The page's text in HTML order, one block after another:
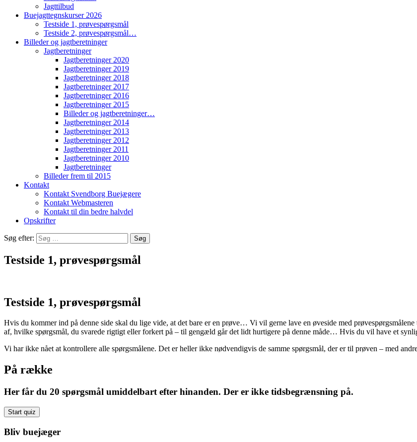
Jagttilbud
Buejagttegnskurser 2026
Testside 1, prøvespørgsmål
Testside 2, prøvespørgsmål…
Billeder og jagtberetninger
Jagtberetninger
Jagtberetninger 2020
Jagtberetninger 2019
Jagtberetninger 2018
Jagtberetninger 2017
Jagtberetninger 2016
Jagtberetninger 2015
Billeder og jagtberetninger…
Jagtberetninger 2014
Jagtberetninger 2013
Jagtberetninger 2012
Jagtberetninger 2011
Jagtberetninger 2010
Jagtberetninger
Billeder frem til 2015
Kontakt
Kontakt Svendborg Buejægere
Kontakt Webmasteren
Kontakt til din bedre halvdel
Opskrifter
Søg efter:
Testside 1, prøvespørgsmål
Testside 1, prøvespørgsmål
Hvis du kommer ind på denne side skal du lige vide, at det bare er en prøve… Vi vil gerne lave en øveside med
af, hvilke spørgsmål, du svarede rigtigt eller forkert på – til gengæld går det lidt hurtigere på denne måde… Hvis du vil have et
Vi har ikke nået at kontrollere alle spørgsmålene. Det er heller ikke nødvendigvis de samme spørgsmål, der er til prøven – med
På række
Her får du 20 spørgsmål umiddelbart efter hinanden. Der er ikke tidsbegrænsning på.
Bliv buejæger